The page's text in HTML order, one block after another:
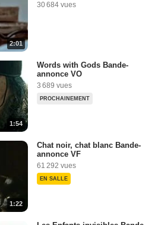
2:01
30 684 vues
1:54
Words with Gods Bande-
annonce VO
3 689 vues
PROCHAINEMENT
1:22
Chat noir, chat blanc Bande-
annonce VF
61 292 vues
EN SALLE